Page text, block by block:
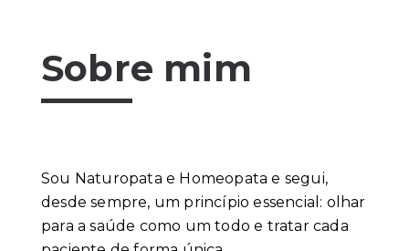
Sobre mim
Sou Naturopata e Homeopata e segui,
desde sempre, um princípio essencial: olhar
para a saúde como um todo e tratar cada